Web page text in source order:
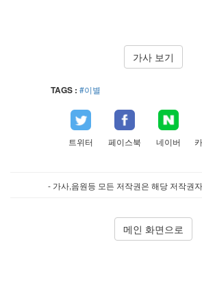
가사 보기
TAGS : #이별
트위터 페이스북 네이버
- 가사,음원등 모든 저작권은 해당 저작권
메인 화면으로